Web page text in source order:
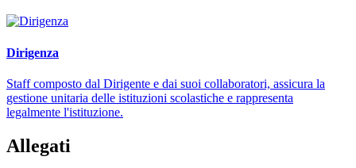
Dirigenza
Staff composto dal Dirigente e dai suoi collaboratori, assicura la
gestione unitaria delle istituzioni scolastiche e rappresenta
legalmente l'istituzione.
Allegati